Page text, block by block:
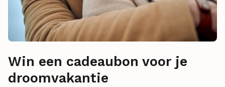
Win een cadeaubon voor je
droomvakantie